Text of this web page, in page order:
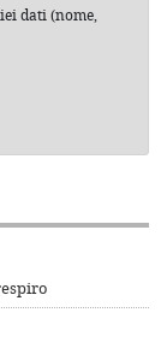
dati (nome,